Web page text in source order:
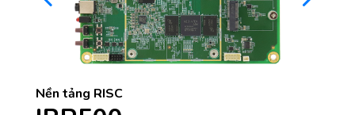
Nền tảng RISC